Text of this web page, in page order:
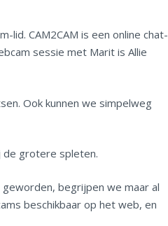
lid. CAM2CAM is een online chat-
sessie met Marit is Allie
Ook kunnen we simpelweg
de grotere spleten.
begrijpen we maar al
beschikbaar op het web, en